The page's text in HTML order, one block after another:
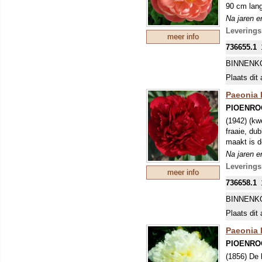
We
dus groot!
vorm.
meer info
90 cm
Na jaren
mooiste
Ze
Op klei is
Op
verplant
Zet
enkele
We
dus groot!
vorm.
we
736655.1
Plaats dit
meer info
Paeonia
(1942)
fraaie,
maakt is
Na jaren
mooiste
Ze
Op klei is
Op
verplant
Zet
enkele
736658.1
Plaats dit
Paeonia
(1856) De